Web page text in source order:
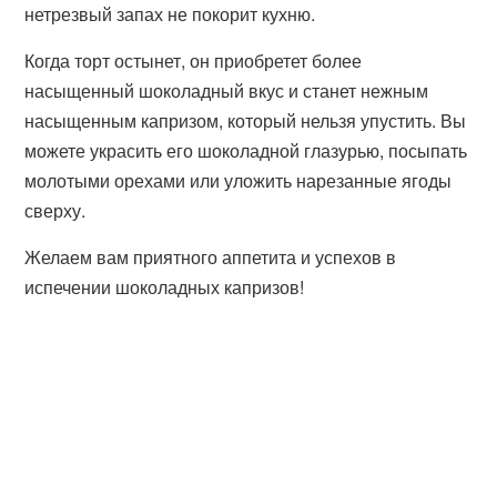
нетрезвый запах не покорит кухню.
Когда торт остынет, он приобретет более
насыщенный шоколадный вкус и станет нежным
насыщенным капризом, который нельзя упустить. Вы
можете украсить его шоколадной глазурью, посыпать
молотыми орехами или уложить нарезанные ягоды
сверху.
Желаем вам приятного аппетита и успехов в
испечении шоколадных капризов!